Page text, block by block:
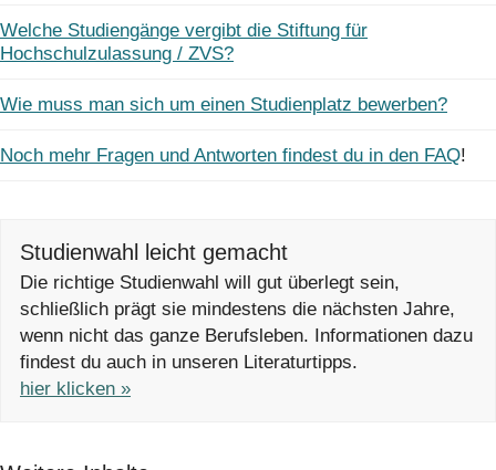
Welche Studiengänge vergibt die Stiftung für
Hochschulzulassung / ZVS?
Wie muss man sich um einen Studienplatz bewerben?
Noch mehr Fragen und Antworten findest du in den FAQ!
Studienwahl leicht gemacht
Die richtige Studienwahl will gut überlegt sein,
schließlich prägt sie mindestens die nächsten Jahre,
wenn nicht das ganze Berufsleben. Informationen dazu
findest du auch in unseren Literaturtipps.
hier klicken »